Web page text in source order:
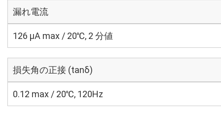
漏れ電流
126 μA max / 20℃, 2 分値
損失角の正接 (tanδ)
0.12 max / 20℃, 120Hz